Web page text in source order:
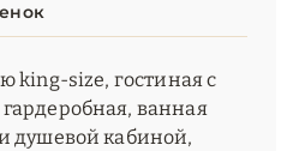
king-size, гостиная с
ванная
душевой кабиной,